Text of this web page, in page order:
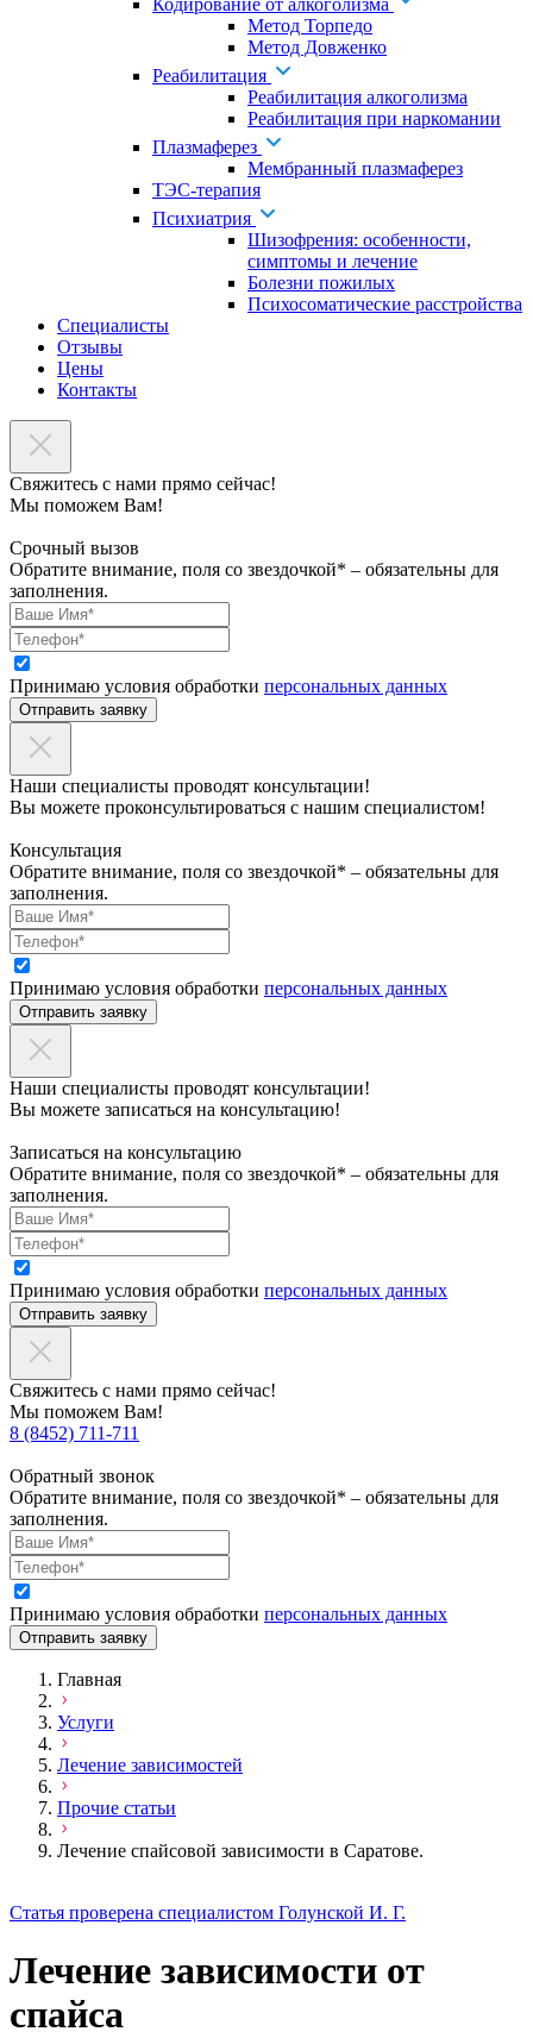
Кодирование от алкоголизма
Метод Торпедо
Метод Довженко
Реабилитация
Реабилитация алкоголизма
Реабилитация при наркомании
Плазмаферез
Мембранный плазмаферез
ТЭС-терапия
Психиатрия
Шизофрения: особенности,
симптомы и лечение
Болезни пожилых
Психосоматические расстройства
Специалисты
Отзывы
Цены
Контакты
Свяжитесь с нами прямо сейчас!
Мы поможем Вам!
Срочный вызов
Обратите внимание, поля со звездочкой* – обязательны для
заполнения.
Принимаю условия обработки персональных данных
Отправить заявку
Наши специалисты проводят консультации!
Вы можете проконсультироваться с нашим специалистом!
Консультация
Обратите внимание, поля со звездочкой* – обязательны для
заполнения.
Принимаю условия обработки персональных данных
Отправить заявку
Наши специалисты проводят консультации!
Вы можете записаться на консультацию!
Записаться на консультацию
Обратите внимание, поля со звездочкой* – обязательны для
заполнения.
Принимаю условия обработки персональных данных
Отправить заявку
Свяжитесь с нами прямо сейчас!
Мы поможем Вам!
8 (8452) 711-711
Обратный звонок
Обратите внимание, поля со звездочкой* – обязательны для
заполнения.
Принимаю условия обработки персональных данных
Отправить заявку
Главная
Услуги
Лечение зависимостей
Прочие статьи
Лечение спайсовой зависимости в Саратове.
Статья проверена специалистом Голунской И. Г.
Лечение зависимости от
спайса